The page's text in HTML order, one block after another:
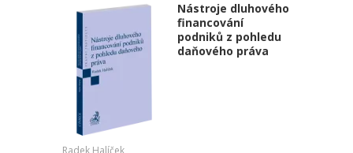
Nástroje dluhového
financování
podniků z pohledu
daňového práva
Radek Halíček